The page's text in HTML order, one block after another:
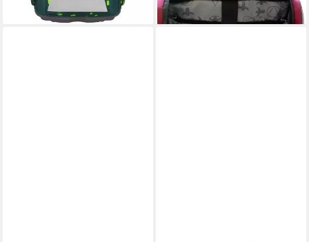
lieferbar - in 3-4 Werktagen bei dir